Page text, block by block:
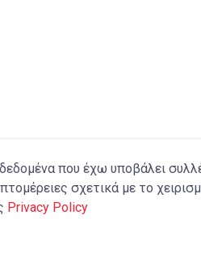
που έχω υποβάλει
σχετικά με το
Privacy Policy